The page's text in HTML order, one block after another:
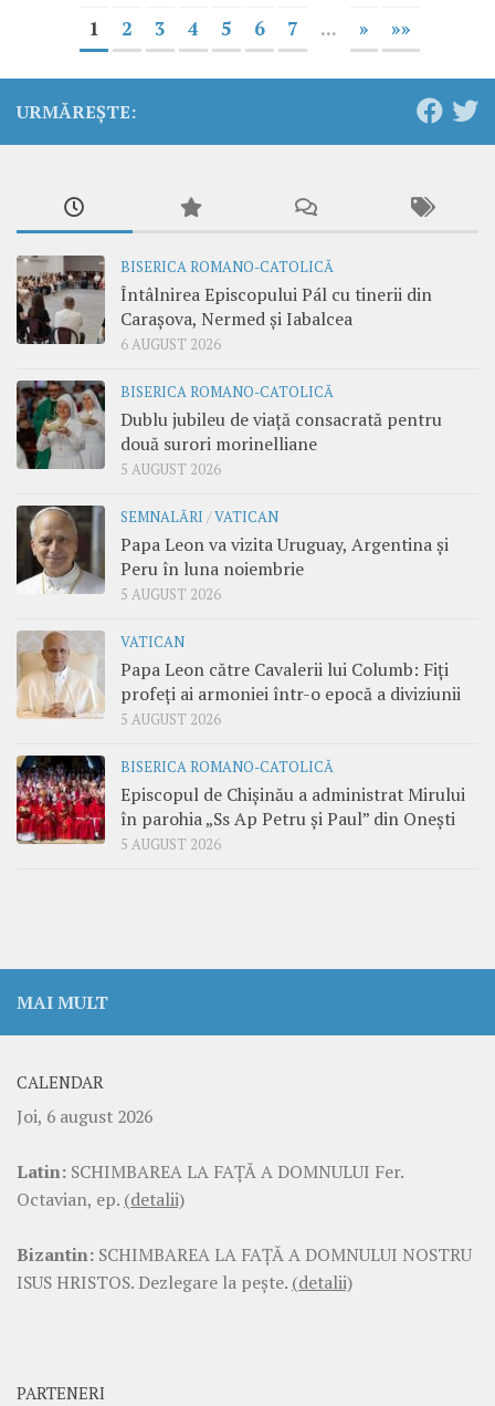
1 2 3 4 5 6 7 ... » »»
URMĂREȘTE:
BISERICA ROMANO-CATOLICĂ
Întâlnirea Episcopului Pál cu tinerii din
Carașova, Nermed și Iabalcea
6 AUGUST 2026
BISERICA ROMANO-CATOLICĂ
Dublu jubileu de viață consacrată pentru
două surori morinelliane
5 AUGUST 2026
SEMNALĂRI /VATICAN
Papa Leon va vizita Uruguay, Argentina și
Peru în luna noiembrie
5 AUGUST 2026
VATICAN
Papa Leon către Cavalerii lui Columb: Fiți
profeți ai armoniei într-o epocă a diviziunii
5 AUGUST 2026
BISERICA ROMANO-CATOLICĂ
Episcopul de Chișinău a administrat Mirului
în parohia „Ss Ap Petru și Paul” din Onești
5 AUGUST 2026
MAI MULT
CALENDAR
Joi, 6 august 2026
Latin: SCHIMBAREA LA FAŢĂ A DOMNULUI Fer.
Octavian, ep. (detalii)
Bizantin: SCHIMBAREA LA FAŢĂ A DOMNULUI NOSTRU
ISUS HRISTOS. Dezlegare la pește. (detalii)
PARTENERI